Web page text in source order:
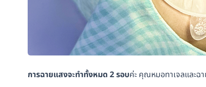
การฉายแสงจะทำทั้งหมด 2 รอบค่ะ คุณหมอทาเจลและฉ